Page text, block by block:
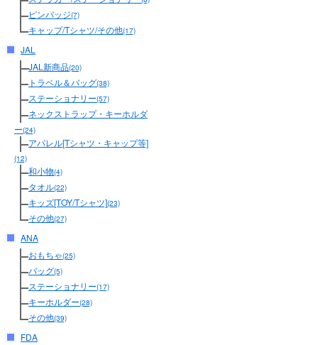
ピンバッジ(7)
キャップ/Tシャツ/その他(17)
JAL
JAL新商品(20)
トラベル＆バッグ(38)
ステーショナリー(57)
ネックストラップ・キーホルダ
ー(24)
アパレル[Tシャツ・キャップ等]
(12)
和小物(4)
タオル(22)
キッズ[TOY/Tシャツ](23)
その他(27)
ANA
おもちゃ(25)
バッグ(5)
ステーショナリー(17)
キーホルダー(28)
その他(39)
FDA